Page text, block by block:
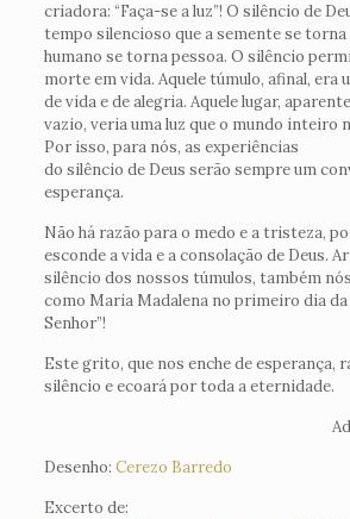
criadora: “Faça-se a luz”! O silêncio de
tempo silencioso que a semente se
humano se torna pessoa. O silêncio
morte em vida. Aquele túmulo, afinal, era
de vida e de alegria. Aquele lugar,
vazio, veria uma luz que o mundo inteiro
Por isso, para nós, as experiências
do silêncio de Deus serão sempre um
esperança.
Não há razão para o medo e a tristeza,
esconde a vida e a consolação de Deus.
silêncio dos nossos túmulos, também
como Maria Madalena no primeiro dia da
Senhor”!
Este grito, que nos enche de esperança,
silêncio e ecoará por toda a eternidade.
Desenho: Cerezo Barredo
Excerto de: